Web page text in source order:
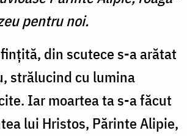
pentru noi.
din scutece s-a arătat
strălucind cu lumina
Iar moartea ta s-a făcut
lui Hristos, Părinte Alipie,